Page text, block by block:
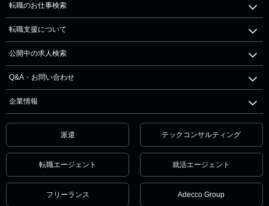
転職のお仕事検索
転職支援について
公開中の求人検索
Q&A・お問い合わせ
企業情報
派遣 テックコンサルティング
転職エージェント 就活エージェント
フリーランス Adecco Group